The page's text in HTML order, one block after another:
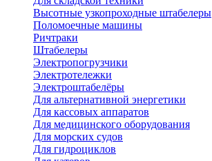
Высотные узкопроходные штабелеры
Поломоечные машины
Ричтраки
Штабелеры
Электропогрузчики
Электротележки
Электроштабелёры
Для альтернативной энергетики
Для кассовых аппаратов
Для медицинского оборудования
Для морских судов
Для гидроциклов